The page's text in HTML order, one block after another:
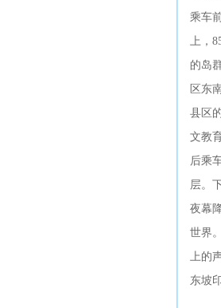
乘车
上，
的岛
区东
县区
文教
后乘
层。
夜幕
世界
上的
东坡